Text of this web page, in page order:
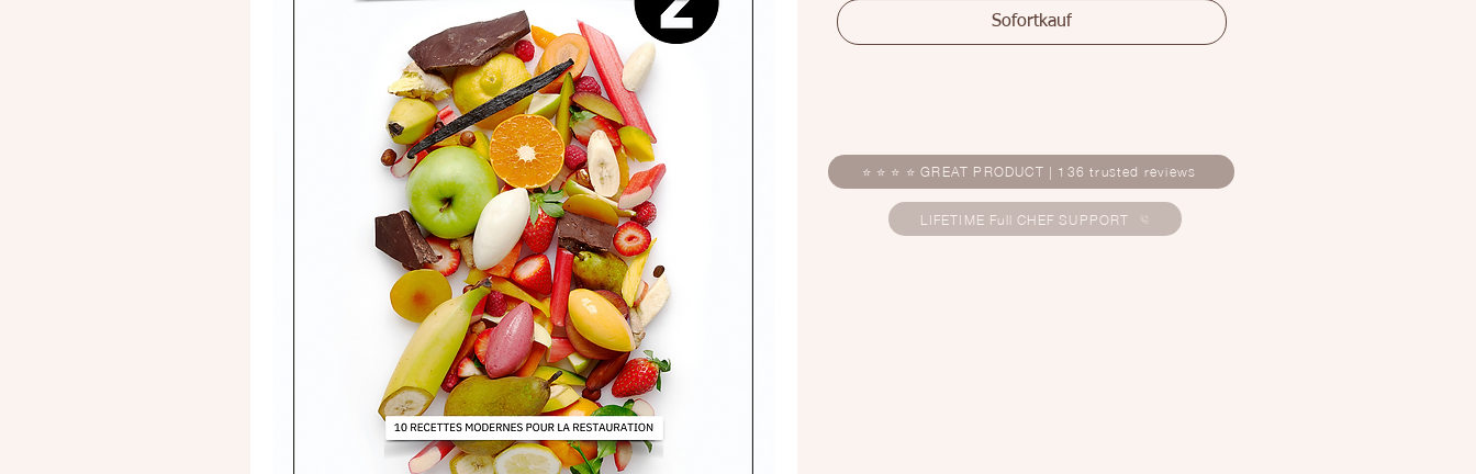
Sofortkauf
⭐ ⭐ ⭐ ⭐ GREAT PRODUCT | 136 trusted reviews
LIFETIME Full CHEF SUPPORT